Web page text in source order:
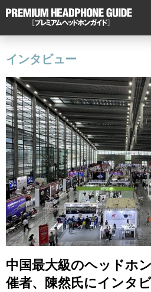
HOME
注目記事
特集記事
製品レビュー
インタビュー
動画
ガイド
インタビュー
中国最大級のヘッドホ
催者、陳然氏にインタ